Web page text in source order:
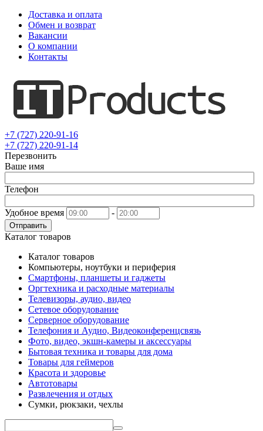
Доставка и оплата
Обмен и возврат
Вакансии
О компании
Контакты
+7 (727) 220-91-16
+7 (727) 220-91-14
Перезвонить
Ваше имя
Телефон
Удобное время -
Отправить
Каталог товаров
Каталог товаров
Компьютеры, ноутбуки и периферия
Смартфоны, планшеты и гаджеты
Оргтехника и расходные материалы
Телевизоры, аудио, видео
Сетевое оборудование
Серверное оборудование
Телефония и Аудио, Видеоконференцсвязь
Фото, видео, экшн-камеры и аксессуары
Бытовая техника и товары для дома
Товары для геймеров
Красота и здоровье
Автотовары
Развлечения и отдых
Сумки, рюкзаки, чехлы